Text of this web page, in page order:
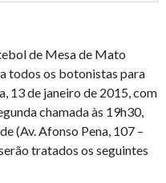
de Mesa de Mato
todos os botonistas para
13 de janeiro de 2015, com
chamada às 19h30,
(Av. Afonso Pena, 107 –
tratados os seguintes